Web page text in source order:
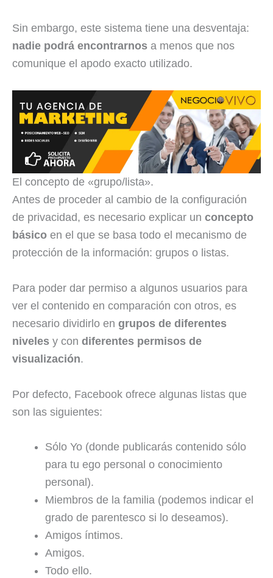
Sin embargo, este sistema tiene una desventaja:
nadie podrá encontrarnos a menos que nos
comunique el apodo exacto utilizado.
El concepto de «grupo/lista».
Antes de proceder al cambio de la configuración
de privacidad, es necesario explicar un concepto
básico en el que se basa todo el mecanismo de
protección de la información: grupos o listas.
Para poder dar permiso a algunos usuarios para
ver el contenido en comparación con otros, es
necesario dividirlo en grupos de diferentes
niveles y con diferentes permisos de
visualización.
Por defecto, Facebook ofrece algunas listas que
son las siguientes:
Sólo Yo (donde publicarás contenido sólo
para tu ego personal o conocimiento
personal).
Miembros de la familia (podemos indicar el
grado de parentesco si lo deseamos).
Amigos íntimos.
Amigos.
Todo ello.